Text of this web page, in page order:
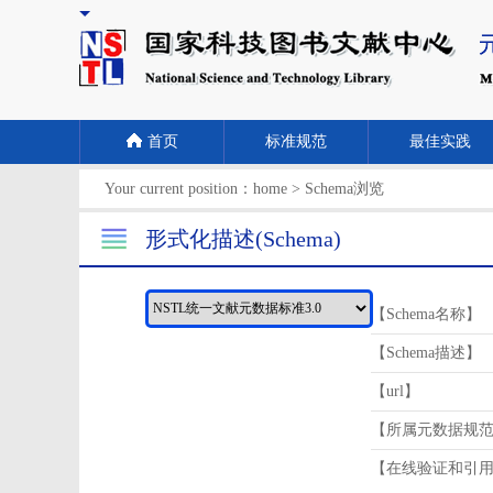
首页 标准规范 最佳实践
Your current position： home > Schema浏览
形式化描述(Schema)
【Schema名称】
【Schema描述】
【url】
【所属元数据规
【在线验证和引